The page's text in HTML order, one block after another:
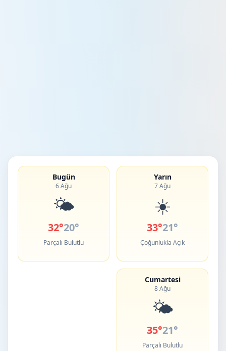
Bugün
6 Ağu
🌤️
32°20°
Parçalı Bulutlu
Yarın
7 Ağu
☀️
33°21°
Çoğunlukla Açık
Cumartesi
8 Ağu
🌤️
35°21°
Parçalı Bulutlu